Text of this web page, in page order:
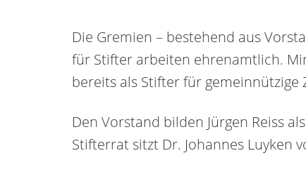
Die Gremien – bestehend aus
für Stifter arbeiten ehrenamtlich.
bereits als Stifter für gemeinnützige
Den Vorstand bilden Jürgen Reiss
Stifterrat sitzt Dr. Johannes Luyken